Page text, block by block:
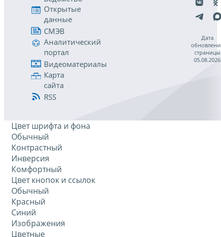
Открытые
данные
СМЭВ
Аналитический
портал
Видеоматериалы
Карта
сайта
RSS
Дата
страницы
05.08.2026
Цвет шрифта и фона
Обычный
Контрастный
Инверсия
Комфортный
Цвет кнопок и ссылок
Обычный
Красный
Синий
Изображения
Цветные